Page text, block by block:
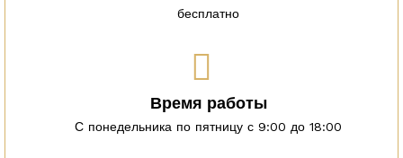
бесплатно
Время работы
С понедельника по пятницу с 9:00 до 18:00